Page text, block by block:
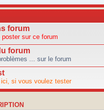
forum
poster sur ce forum
forum
... sur le forum
ici, si vous voulez tester